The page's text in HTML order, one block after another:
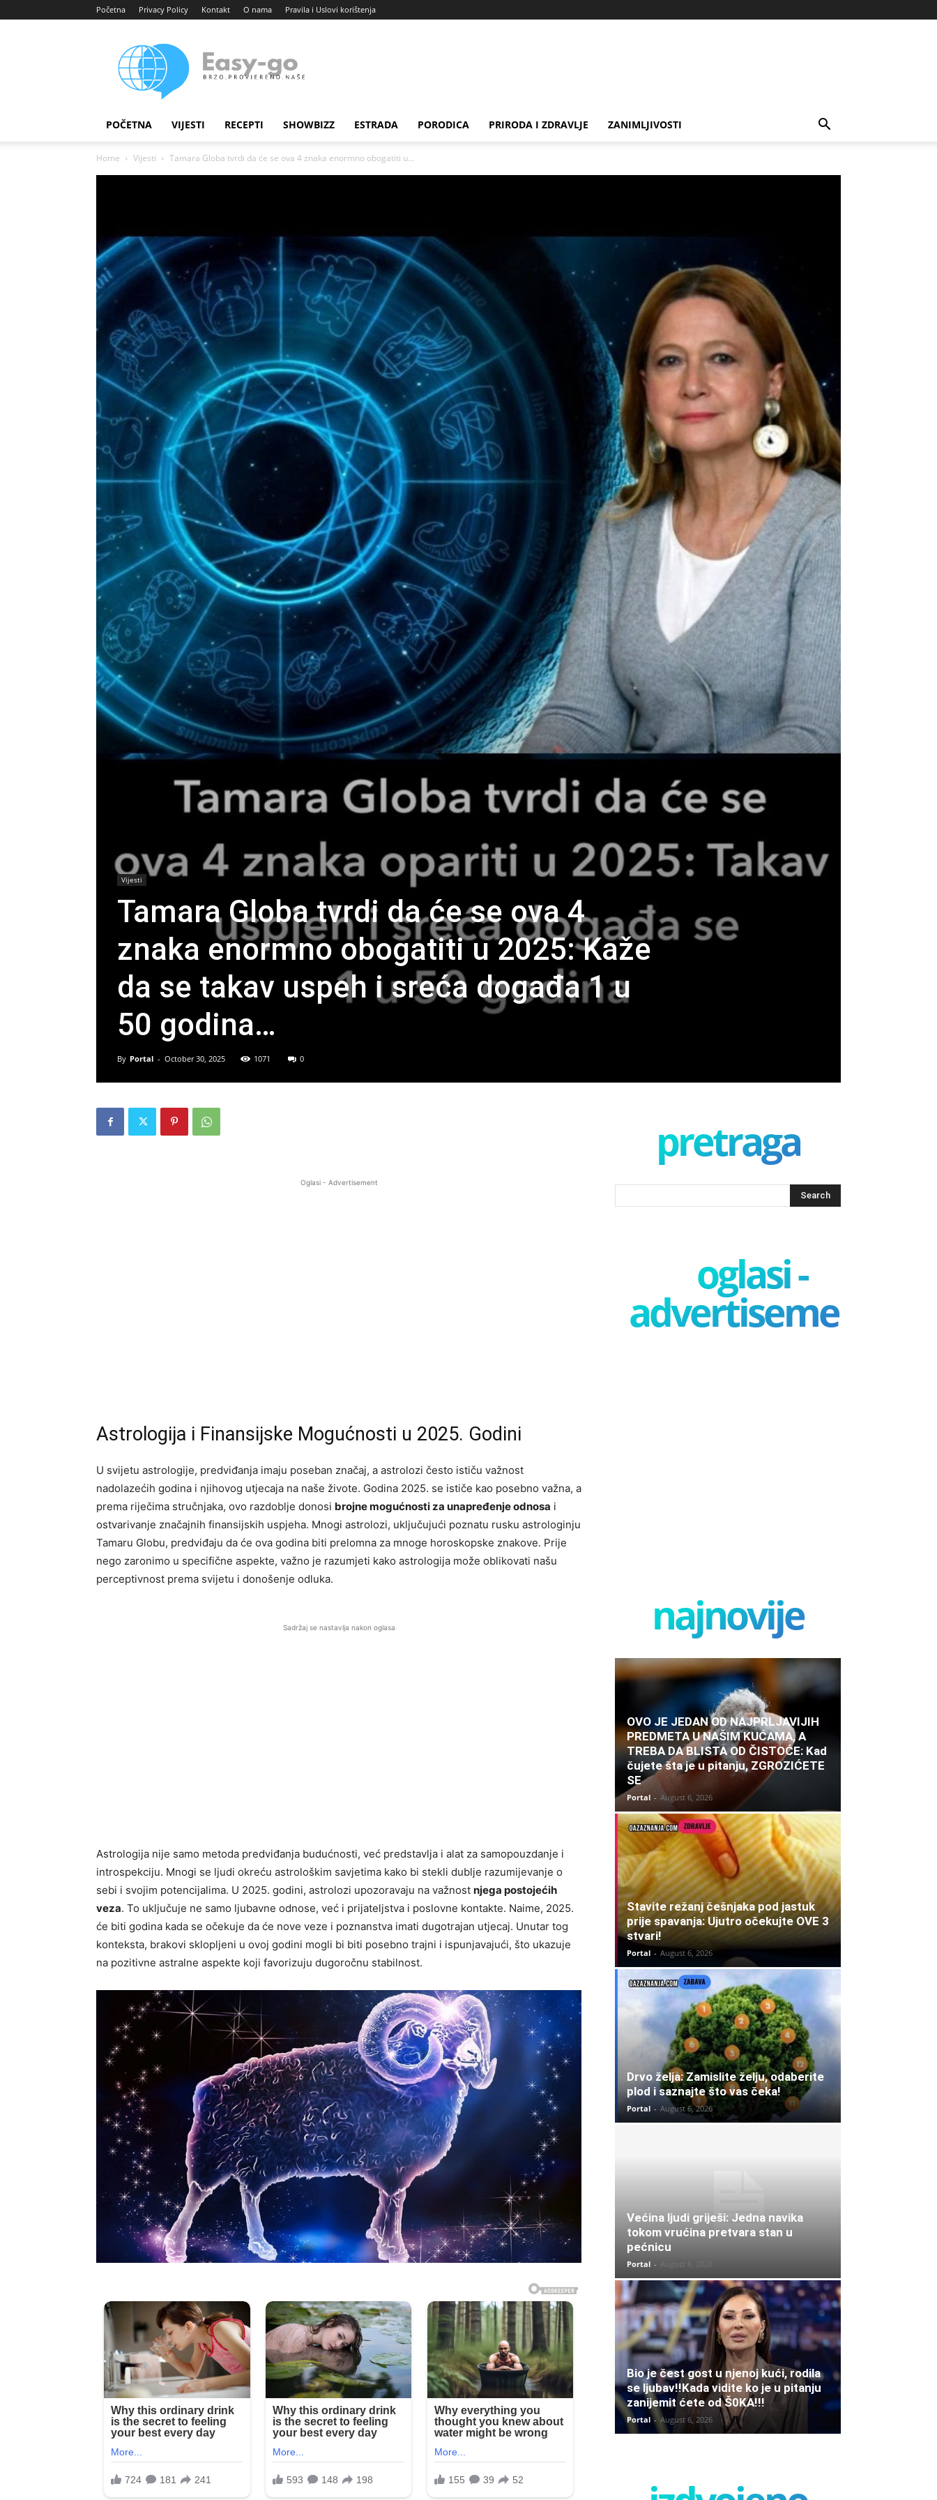
Početna Privacy Policy Kontakt O nama Pravila i Uslovi korištenja
portal
POČETNA VIJESTI RECEPTI SHOWBIZZ ESTRADA PORODICA PRIRODA I ZDRAVLJE ZANIMLJIVOSTI
Home Vijesti Tamara Globa tvrdi da će se ova 4 znaka enormno obogatiti u...
Vijesti
Tamara Globa tvrdi da će se ova 4
znaka enormno obogatiti u 2025: Kaže
da se takav uspeh i sreća događa 1 u
50 godina…
By Portal - October 30, 2025 1071 0
Oglasi - Advertisement
Astrologija i Finansijske Mogućnosti u 2025. Godini
U svijetu astrologije, predviđanja imaju poseban značaj, a astrolozi često ističu važnost
nadolazećih godina i njihovog utjecaja na naše živote. Godina 2025. se ističe kao posebno važna, a
prema riječima stručnjaka, ovo razdoblje donosi brojne mogućnosti za unapređenje odnosa i
ostvarivanje značajnih finansijskih uspjeha. Mnogi astrolozi, uključujući poznatu rusku astrologinju
Tamaru Globu, predviđaju da će ova godina biti prelomna za mnoge horoskopske znakove. Prije
nego zaronimo u specifične aspekte, važno je razumjeti kako astrologija može oblikovati našu
perceptivnost prema svijetu i donošenje odluka.
Sadržaj se nastavlja nakon oglasa
Astrologija nije samo metoda predviđanja budućnosti, već predstavlja i alat za samopouzdanje i
introspekciju. Mnogi se ljudi okreću astrološkim savjetima kako bi stekli dublje razumijevanje o
sebi i svojim potencijalima. U 2025. godini, astrolozi upozoravaju na važnost njega postojećih
veza. To uključuje ne samo ljubavne odnose, već i prijateljstva i poslovne kontakte. Naime, 2025.
će biti godina kada se očekuje da će nove veze i poznanstva imati dugotrajan utjecaj. Unutar tog
konteksta, brakovi sklopljeni u ovoj godini mogli bi biti posebno trajni i ispunjavajući, što ukazuje
na pozitivne astralne aspekte koji favorizuju dugoročnu stabilnost.
pretraga
oglasi -
advertisement
najnovije
OVO JE JEDAN OD NAJPRLJAVIJIH
PREDMETA U NAŠIM KUĆAMA, A
TREBA DA BLISTA OD ČISTOĆE: Kad
čujete šta je u pitanju, ZGROZIĆETE
SE
Portal - August 6, 2026
Stavite režanj češnjaka pod jastuk
prije spavanja: Ujutro očekujte OVE 3
stvari!
Portal - August 6, 2026
Drvo želja: Zamislite želju, odaberite
plod i saznajte što vas čeka!
Portal - August 6, 2026
Većina ljudi griješi: Jedna navika
tokom vrućina pretvara stan u
pećnicu
Portal - August 6, 2026
Bio je čest gost u njenoj kući, rodila
se ljubav!!Kada vidite ko je u pitanju
zanijemit ćete od Š0KA!!!
Portal - August 6, 2026